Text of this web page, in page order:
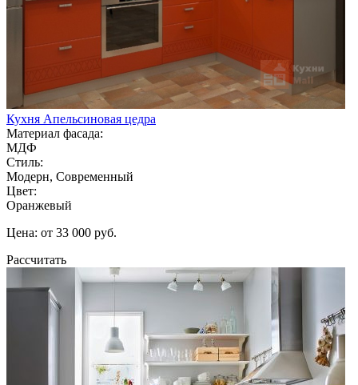
Кухня Апельсиновая цедра
Материал фасада:
МДФ
Стиль:
Модерн, Современный
Цвет:
Оранжевый
Цена: от 33 000 руб.
Рассчитать